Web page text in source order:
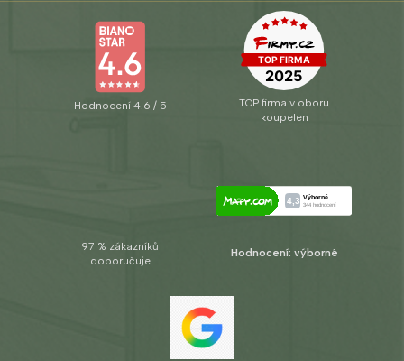
Hodnocení 4.6 / 5
TOP firma v oboru
koupelen
97 % zákazníků
doporučuje
Hodnocení: výborné